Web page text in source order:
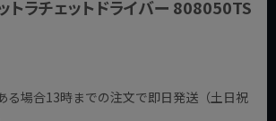
トラチェットドライバー 808050TS
る場合13時までの注文で即日発送（土日祝